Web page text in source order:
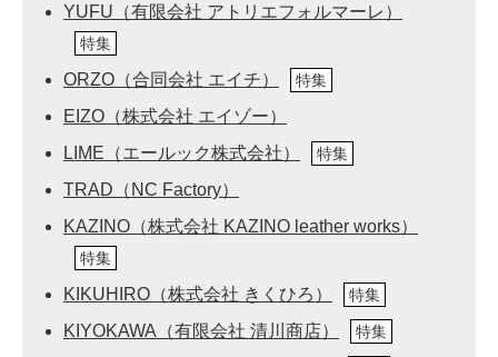
YUFU（有限会社 アトリエフォルマーレ）
特集
ORZO（合同会社 エイチ） 特集
EIZO（株式会社 エイゾー）
LIME（エールック株式会社）
特集
TRAD（NC Factory）
KAZINO（株式会社 KAZINO leather works）
特集
KIKUHIRO（株式会社 きくひろ） 特集
KIYOKAWA（有限会社 清川商店） 特集